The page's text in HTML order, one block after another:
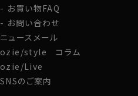
お買い物FAQ
お問い合わせ
ニュースメール
ozie/style コラム
ozie/Live
SNSのご案内